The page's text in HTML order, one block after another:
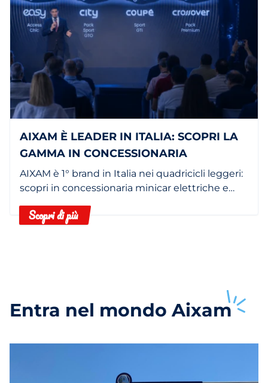
AIXAM È LEADER IN ITALIA: SCOPRI LA
GAMMA IN CONCESSIONARIA
AIXAM è 1° brand in Italia nei quadricicli leggeri:
scopri in concessionaria minicar elettriche e
Scopri di più
Entra nel mondo Aixam